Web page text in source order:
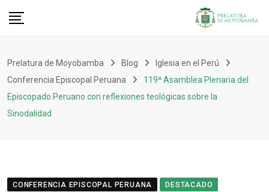
Prelatura de Moyobamba Blog
Iglesia en el Perú
Conferencia Episcopal Peruana
119ª Asamblea Plenaria del
Episcopado Peruano con reflexiones teológicas sobre la
Sinodalidad
CONFERENCIA EPISCOPAL PERUANA DESTACADO